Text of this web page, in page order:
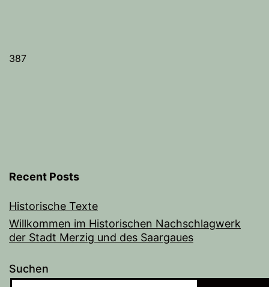
387
Recent Posts
Historische Texte
Willkommen im Historischen Nachschlagwerk
der Stadt Merzig und des Saargaues
Suchen